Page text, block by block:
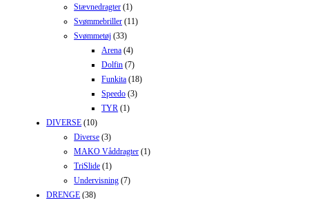
Stævnedragter (1)
Svømmebriller (11)
Svømmetøj (33)
Arena (4)
Dolfin (7)
Funkita (18)
Speedo (3)
TYR (1)
DIVERSE (10)
Diverse (3)
MAKO Våddragter (1)
TriSlide (1)
Undervisning (7)
DRENGE (38)